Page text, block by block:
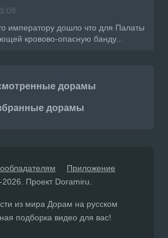
императору дошло что для Палаты
кровово-опасную банду...
дорамы
дорамы
Приложение
Проект Doramiru.
из мира Дорам на русском
подборка видео для вас!